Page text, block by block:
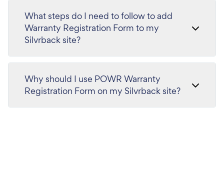
What steps do I need to follow to add
Warranty Registration Form to my
Silvrback site?
Why should I use POWR Warranty
Registration Form on my Silvrback site?